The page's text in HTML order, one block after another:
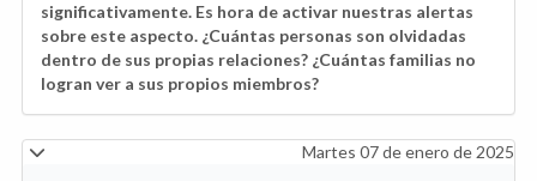
significativamente. Es hora de activar nuestras alertas
sobre este aspecto. ¿Cuántas personas son olvidadas
dentro de sus propias relaciones? ¿Cuántas familias no
logran ver a sus propios miembros?
Martes 07 de enero de 2025